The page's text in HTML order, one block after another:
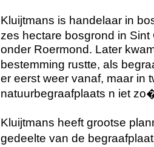
Kluijtmans is handelaar in
zes hectare bosgrond in
onder Roermond. Later
bestemming rustte, als
er eerst weer vanaf, maar in
natuurbegraafplaats n iet
Kluijtmans heeft grootse
gedeelte van de